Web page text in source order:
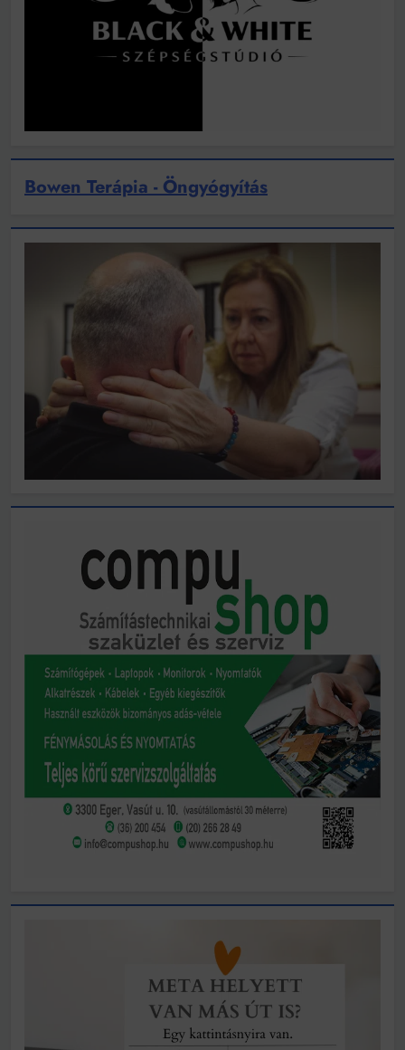
Bowen Terápia - Öngyógyítás